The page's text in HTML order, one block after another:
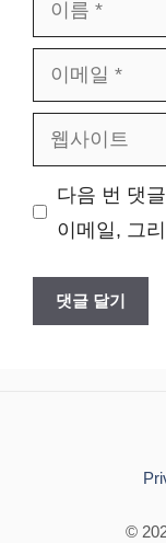
름
메
사
다음 번 댓
이메일, 그
©